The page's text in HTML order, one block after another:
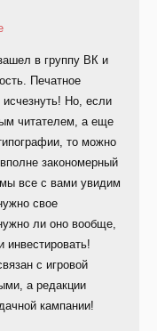
в группу ВК и
Печатное
Но, если
читателем, а еще
то можно
закономерный
все с вами увидим
свое
ли оно вообще,
инвестировать!
с игровой
а редакции
кампании!